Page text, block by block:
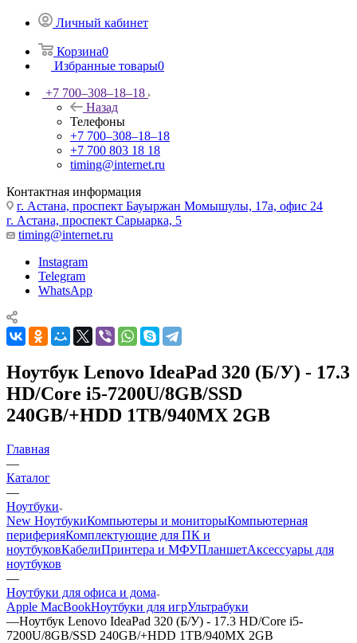
Личный кабинет
Корзина0
Избранные товары0
+7 700‒308‒18‒18
Назад
Телефоны
+7 700‒308‒18‒18
+7 700 803 18 18
timing@internet.ru
Контактная информация
г. Астана, проспект Бауыржан Момышулы, 17а, офис 24
г. Астана, проспект Сарыарка, 5
timing@internet.ru
Instagram
Telegram
WhatsApp
Ноутбук Lenovo IdeaPad 320 (Б/У) - 17.3
HD/Core i5-7200U/8GB/SSD
240GB/+HDD 1TB/940MX 2GB
Главная
—
Каталог
—
Ноутбуки
New НоутбукиКомпьютеры и мониторыКомпьютерная
периферияКомплектующие для ПК и
ноутбуковКабелиПринтера и МФУПланшетАксессуары для
ноутбуков
—
Ноутбуки для офиса и дома
Apple MacBookНоутбуки для игрУльтрабуки
—Ноутбук Lenovo IdeaPad 320 (Б/У) - 17.3 HD/Core i5-
7200U/8GB/SSD 240GB/+HDD 1TB/940MX 2GB